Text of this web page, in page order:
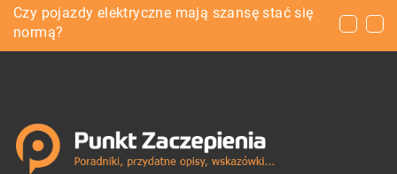
Jakiego typu sprawy mogą być rozwiązane z
pomocą adwokata?
Czy pojazdy elektryczne mają szansę stać się
normą?
Daszek nad drzwi wejściowe – jak wybrać
najlepszy?